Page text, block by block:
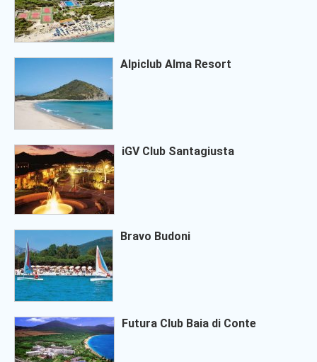
Alpiclub Alma Resort
iGV Club Santagiusta
Bravo Budoni
Futura Club Baia di Conte